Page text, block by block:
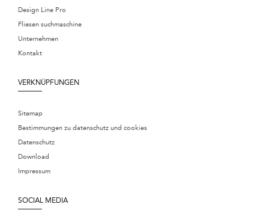
Design Line Pro
Fliesen suchmaschine
Unternehmen
Kontakt
VERKNÜPFUNGEN
Sitemap
Bestimmungen zu datenschutz und cookies
Datenschutz
Download
Impressum
SOCIAL MEDIA